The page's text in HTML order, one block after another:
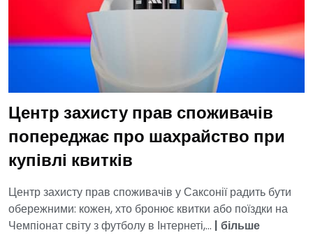
Центр захисту прав споживачів
попереджає про шахрайство при
купівлі квитків
Центр захисту прав споживачів у Саксонії радить бути
обережними: кожен, хто бронює квитки або поїздки на
Чемпіонат світу з футболу в Інтернеті,... | більше